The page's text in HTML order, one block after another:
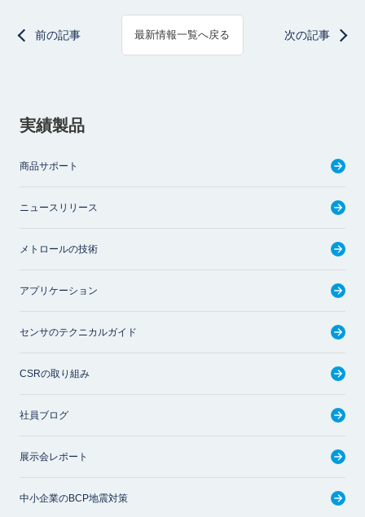
前の記事 最新情報一覧へ戻る 次の記事
実績製品
商品サポート
ニュースリリース
メトロールの技術
アプリケーション
センサのテクニカルガイド
CSRの取り組み
社員ブログ
展示会レポート
中小企業のBCP地震対策